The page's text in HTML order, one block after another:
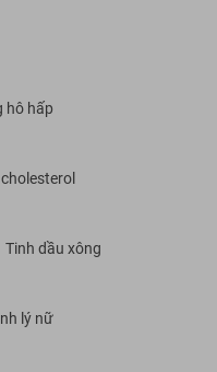
hô hấp
Tinh dầu xông
lý nữ